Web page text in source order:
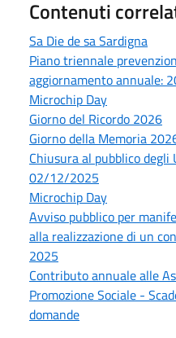
Contenuti
Sa Die de sa Sardigna
Piano triennale
aggiornamento annuale:
Microchip Day
Giorno del Ricordo 2026
Giorno della Memoria
Chiusura al pubblico
02/12/2025
Microchip Day
Avviso pubblico per
alla realizzazione di un
2025
Contributo annuale alle
Promozione Sociale -
domande